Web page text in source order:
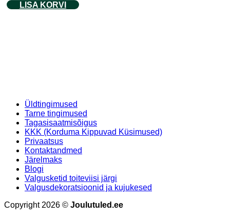
LISA KORVI
Üldtingimused
Tarne tingimused
Tagasisaatmisõigus
KKK (Korduma Kippuvad Küsimused)
Privaatsus
Kontaktandmed
Järelmaks
Blogi
Valgusketid toiteviisi järgi
Valgusdekoratsioonid ja kujukesed
Copyright 2026 © Joulutuled.ee